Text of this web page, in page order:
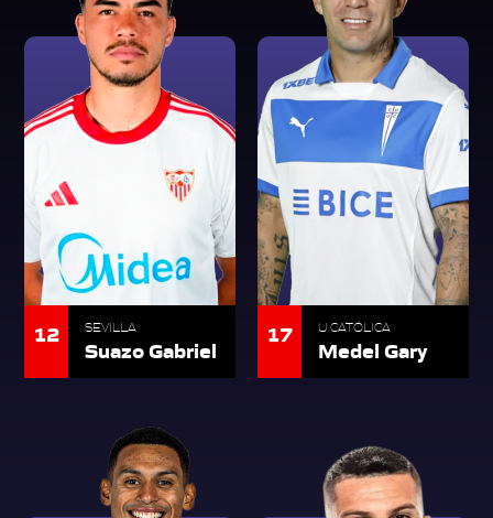
12 SEVILLA
Suazo Gabriel
17 U CATÓLICA
Medel Gary